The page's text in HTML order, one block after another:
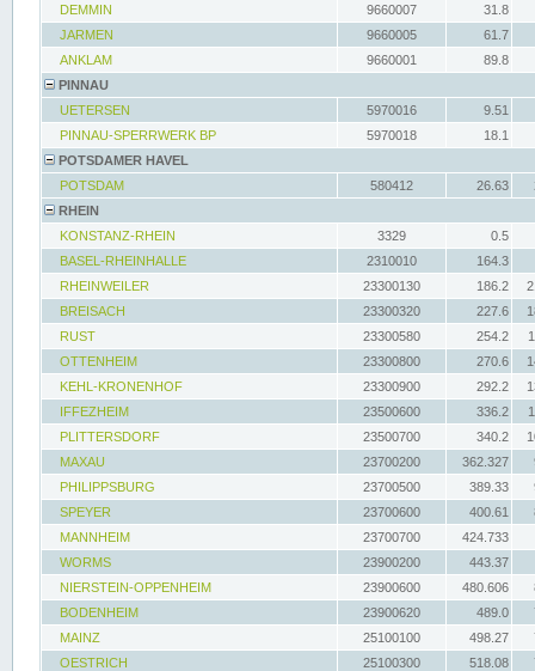
DEMMIN
9660007
31.8
JARMEN
9660005
61.7
ANKLAM
9660001
89.8
PINNAU
UETERSEN
5970016
9.51
PINNAU-SPERRWERK BP
5970018
18.1
POTSDAMER HAVEL
POTSDAM
580412 26.63
RHEIN
KONSTANZ-RHEIN
3329
0.5
BASEL-RHEINHALLE
2310010
164.3
RHEINWEILER
23300130 186.2
BREISACH
23300320 227.6
RUST
23300580 254.2
OTTENHEIM
23300800 270.6
KEHL-KRONENHOF
23300900 292.2
IFFEZHEIM
23500600 336.2
PLITTERSDORF
23500700 340.2
MAXAU
23700200 362.327
PHILIPPSBURG
23700500 389.33
SPEYER
23700600 400.61
MANNHEIM
23700700
424.733
WORMS
23900200
443.37
NIERSTEIN-OPPENHEIM
23900600 480.606
BODENHEIM
23900620 489.0
MAINZ
25100100 498.27
OESTRICH
25100300 518.08